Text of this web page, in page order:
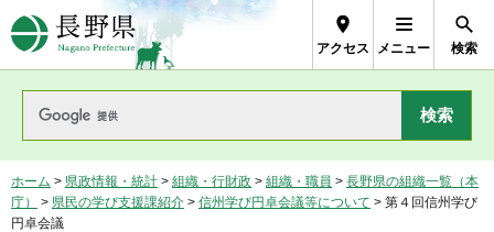
長野県Nagano Prefecture
アクセス メニュー 検索
ホーム > 県政情報・統計 > 組織・行財政 > 組織・職員 > 長野県の組織一覧（本
庁）
> 県民の学び支援課紹介 > 信州学び円卓会議等について > 第４回信州学び
円卓会議